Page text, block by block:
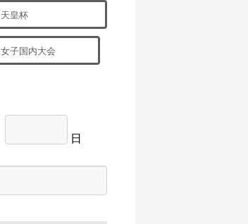
天皇杯
女子国内大会
日